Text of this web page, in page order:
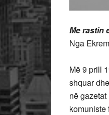
Me rastin
Nga
Më 9 prill
shquar
në
komuniste